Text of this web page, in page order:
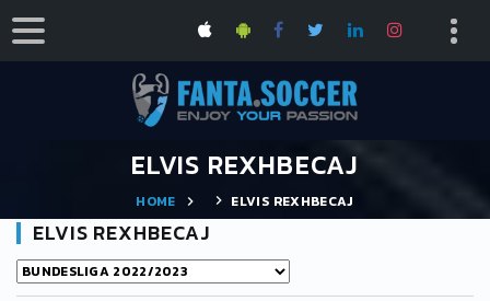
ELVIS REXHBECAJ
HOME ELVIS REXHBECAJ
ELVIS REXHBECAJ